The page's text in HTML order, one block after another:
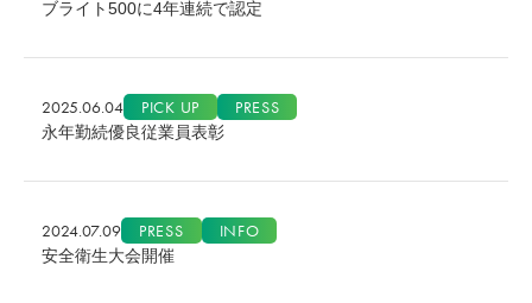
ブライト500に4年連続で認定
2025.06.04 PICK UP PRESS
永年勤続優良従業員表彰
2024.07.09 PRESS INFO
安全衛生大会開催